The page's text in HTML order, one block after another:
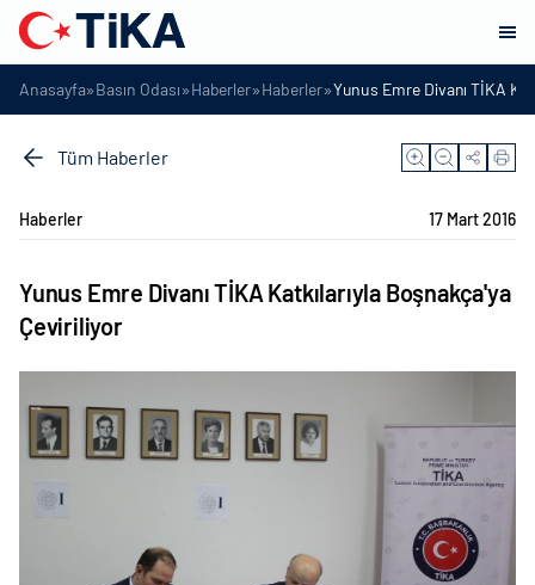
Anasayfa»Basın Odası»Haberler»Haberler»Yunus Emre Divanı TİKA
Tüm Haberler
Haberler 17 Mart 2016
Yunus Emre Divanı TİKA Katkılarıyla Boşnakça'ya
Çeviriliyor